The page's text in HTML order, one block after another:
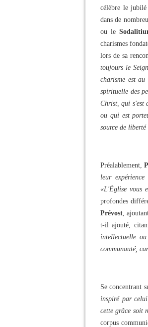
célèbre le
dans de
ou le
charismes
lors de sa
toujours le
charisme est
spirituelle des
Christ, qui s'est
ou qui est
source de
Préalablement,
leur
«L'Église vous
profondes
Prévost,
t-il ajouté,
intellectuelle
communauté,
Se concentrant
inspiré par
cette grâce soit
corpus